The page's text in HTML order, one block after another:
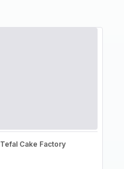
Tefal Cake Factory